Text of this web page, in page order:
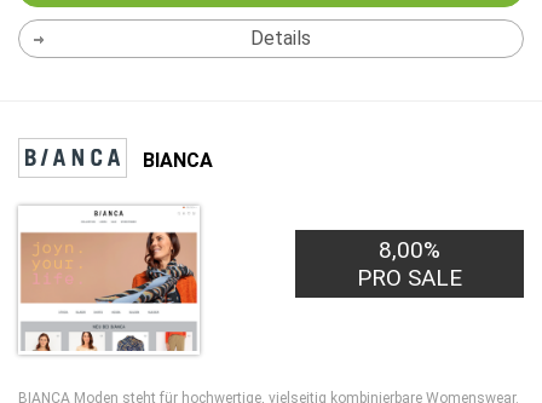
Details
BIANCA
8,00%
PRO SALE
BIANCA Moden steht für hochwertige, vielseitig kombinierbare Womenswear.